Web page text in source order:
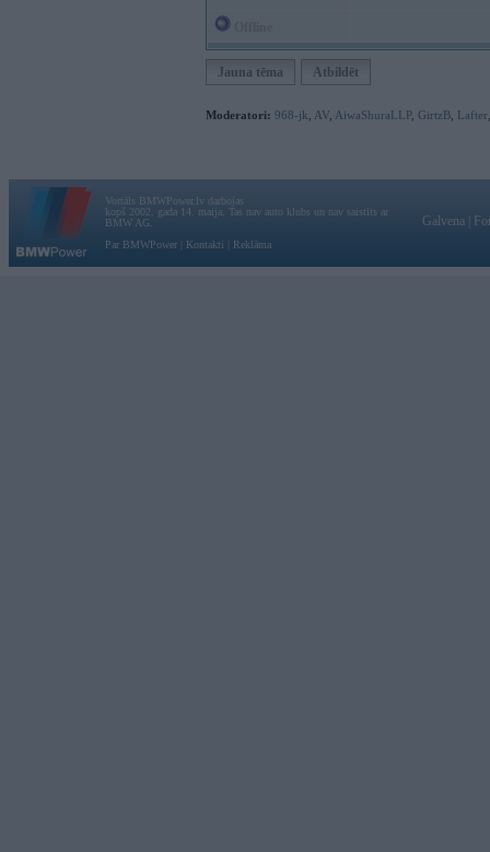
Jauna tēma Atbildēt
Moderatori: 968-jk AV AiwaShuraLLP, GirtzB Lafter
Vortāls BMWPower.lv darbojas
kopš 2002. gada 14. maija. Tas nav auto klubs un nav saistīts ar
BMW AG.
Par BMWPower
Kontakti Reklāma
Galvena